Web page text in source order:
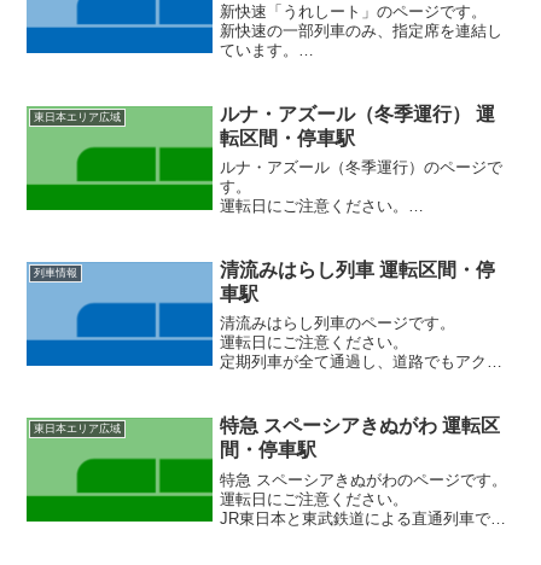
新快速「うれしート」のページです。
新快速の一部列車のみ、指定席を連結し
ています。
東日本エリア広域
ルナ・アズール（冬季運行） 運
転区間・停車駅
ルナ・アズール（冬季運行）のページで
す。
運転日にご注意ください。
列車情報
清流みはらし列車 運転区間・停
車駅
清流みはらし列車のページです。
運転日にご注意ください。
定期列車が全て通過し、道路でもアクセ
東日本エリア広域
特急 スペーシアきぬがわ 運転区
間・停車駅
特急 スペーシアきぬがわのページです。
運転日にご注意ください。
JR東日本と東武鉄道による直通列車で